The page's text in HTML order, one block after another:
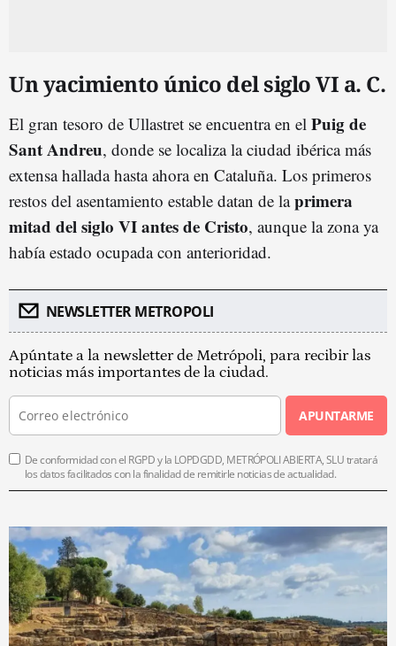
Un yacimiento único del siglo VI a. C.
El gran tesoro de Ullastret se encuentra en el Puig de
Sant Andreu, donde se localiza la ciudad ibérica más
extensa hallada hasta ahora en Cataluña. Los primeros
restos del asentamiento estable datan de laprimera
mitad del siglo VI antes de Cristo, aunque la zona ya
había estado ocupada con anterioridad.
NEWSLETTER METROPOLI
Apúntate a la newsletter de Metrópoli, para recibir las
noticias más importantes de la ciudad.
APUNTARME
De conformidad con el RGPD y la LOPDGDD, METRÓPOLI ABIERTA, SLU tratará
los datos facilitados con la finalidad de remitirle noticias de actualidad.